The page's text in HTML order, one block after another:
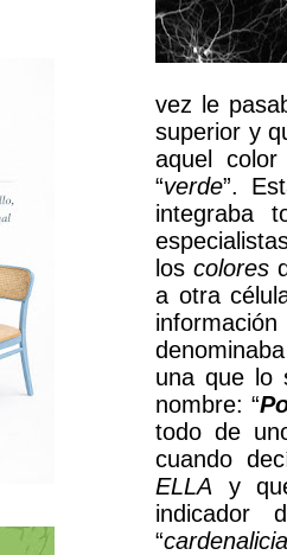
vez le
superior y
aquel
“verde”.
integraba
loscolores
a otra
una que lo
nombre: “
todo de
cuando
ELLA y
indicador
“